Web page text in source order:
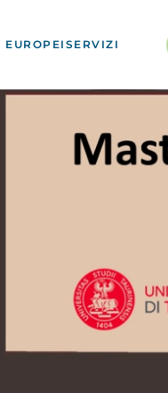
EUROPEI SERVIZI